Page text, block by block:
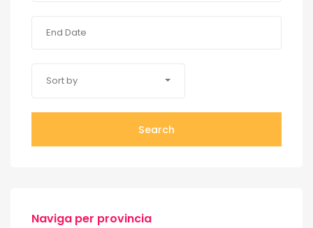
Sort by
Search
Naviga per provincia